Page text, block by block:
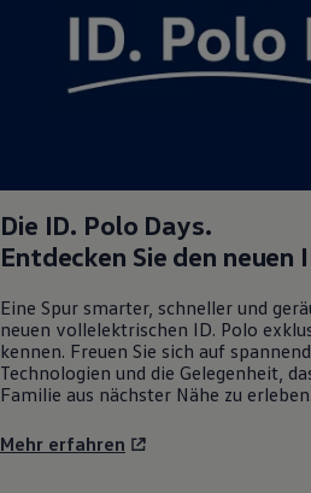
Die ID. Polo Days.
Entdecken Sie den neuen
Eine Spur smarter, schneller und
neuen vollelektrischen ID. Polo
kennen. Freuen Sie sich auf
Technologien und die Gelegenheit,
Familie aus nächster Nähe zu erleben.
Mehr erfahren